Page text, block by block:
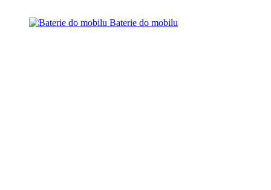
Baterie do mobilu